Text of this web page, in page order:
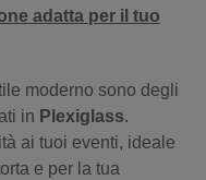
adatta per il tuo
moderno sono degli
in Plexiglass.
ai tuoi eventi, ideale
e per la tua